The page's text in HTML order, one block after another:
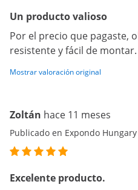
Un producto valioso
Por el precio que pagaste,
resistente y fácil de montar.
Mostrar valoración original
Zoltán hace 11 meses
Publicado en Expondo Hungary
Excelente producto.